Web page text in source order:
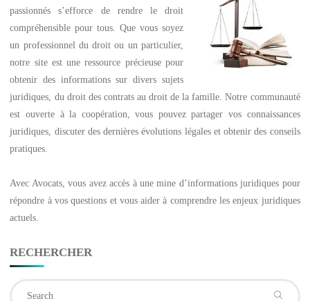
passionnés s’efforce de rendre le droit
compréhensible pour tous. Que vous soyez
un professionnel du droit ou un particulier,
notre site est une ressource précieuse pour
obtenir des informations sur divers sujets
juridiques, du droit des contrats au droit de la famille. Notre communauté
est ouverte à la coopération, vous pouvez partager vos connaissances
juridiques, discuter des dernières évolutions légales et obtenir des conseils
pratiques.
Avec Avocats, vous avez accès à une mine d’informations juridiques pour
répondre à vos questions et vous aider à comprendre les enjeux juridiques
actuels.
RECHERCHER